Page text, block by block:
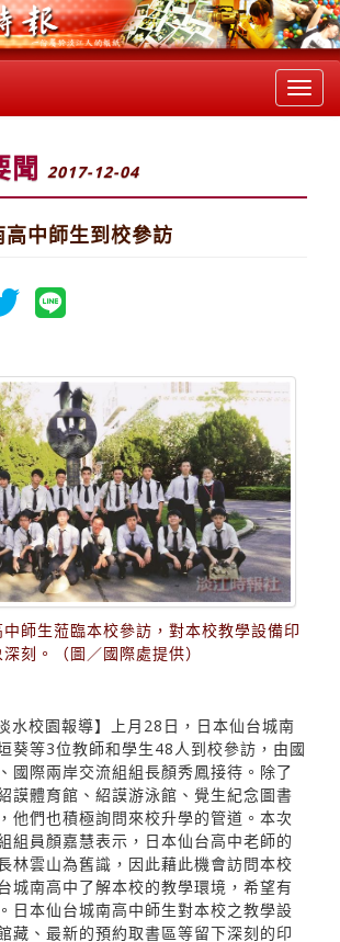
聞 2017-12-04
高中師生到校參訪
師生蒞臨本校參訪，對本校教學設備印
深刻。（圖／國際處提供）
水校園報導】上月28日，日本仙台城南
葵等3位教師和學生48人到校參訪，由國
國際兩岸交流組組長顏秀鳳接待。除了
謨體育館、紹謨游泳館、覺生紀念圖書
他們也積極詢問來校升學的管道。本次
組員顏嘉慧表示，日本仙台高中老師的
林雲山為舊識，因此藉此機會訪問本校
城南高中了解本校的教學環境，希望有
日本仙台城南高中師生對本校之教學設
藏、最新的預約取書區等留下深刻的印